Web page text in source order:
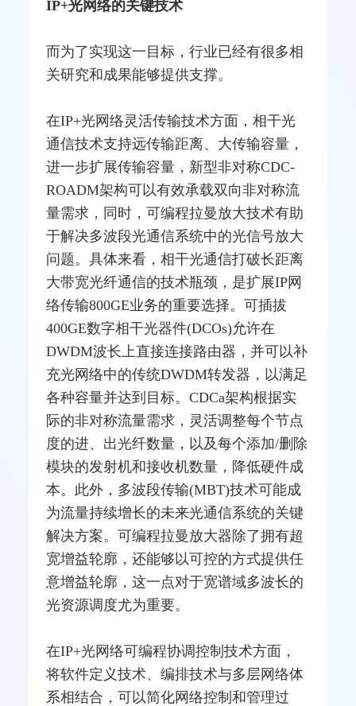
IP+光网络的关键技术
而为了实现这一目标，行业已经有很多相
关研究和成果能够提供支撑。
在IP+光网络灵活传输技术方面，相干光
通信技术支持远传输距离、大传输容量，
进一步扩展传输容量，新型非对称CDC-
ROADM架构可以有效承载双向非对称流
量需求，同时，可编程拉曼放大技术有助
于解决多波段光通信系统中的光信号放大
问题。具体来看，相干光通信打破长距离
大带宽光纤通信的技术瓶颈，是扩展IP网
络传输800GE业务的重要选择。可插拔
400GE数字相干光器件(DCOs)允许在
DWDM波长上直接连接路由器 ，并可以补
充光网络中的传统DWDM转发器，以满足
各种容量并达到目标。CDCa架构根据实
际的非对称流量需求，灵活调整每个节点
度的进、出光纤数量，以及每个添加/删除
模块的发射机和接收机数量，降低硬件成
本。此外，多波段传输(MBT)技术可能成
为流量持续增长的未来光通信系统的关键
解决方案。可编程拉曼放大器除了拥有超
宽增益轮廓，还能够以可控的方式提供任
意增益轮廓，这一点对于宽谱域多波长的
光资源调度尤为重要。
在IP+光网络可编程协调控制技术方面，
将软件定义技术、编排技术与多层网络体
系相结合，可以简化网络控制和管理过